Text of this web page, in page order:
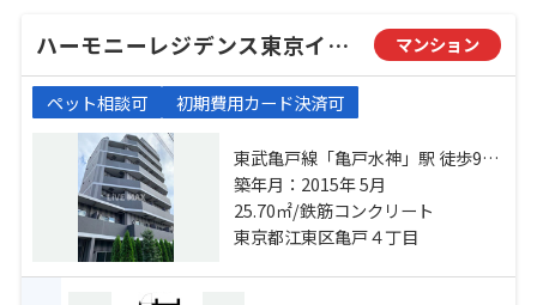
ハーモニーレジデンス東京イーストゲート マンション
ペット相談可 初期費用カード決済可
東武亀戸線「亀戸水神」駅 徒歩9分
総武線「亀戸」駅 徒歩11分 半蔵門
線「押上」駅 徒歩23分
築年月：2015年 5月
25.70㎡/鉄筋コンクリート
東京都江東区亀戸４丁目